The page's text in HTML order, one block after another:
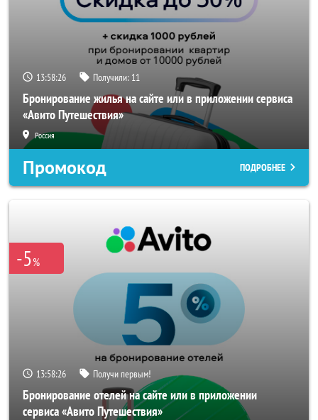
13:58:24 Получили: 11
Бронирование жилья на сайте или в приложении сервиса
«Авито Путешествия»
Россия
Промокод ПОДРОБНЕЕ
-5%
13:58:24 Получи первым!
Бронирование отелей на сайте или в приложении
сервиса «Авито Путешествия»